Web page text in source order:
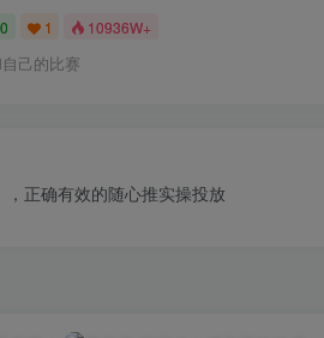
0 1 10936W+
己的比赛
正确有效的随心推实操投放